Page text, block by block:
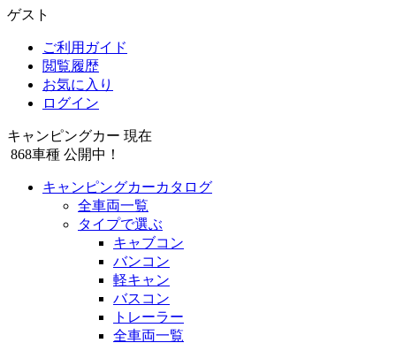
ゲスト
ご利用ガイド
閲覧履歴
お気に入り
ログイン
キャンピングカー 現在
868車種 公開中！
キャンピングカーカタログ
全車両一覧
タイプで選ぶ
キャブコン
バンコン
軽キャン
バスコン
トレーラー
全車両一覧